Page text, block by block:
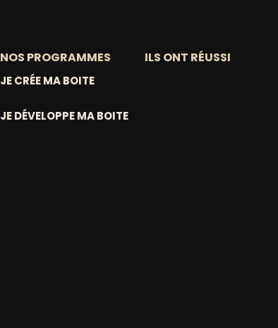
NOS PROGRAMMES
JE CRÉE MA BOITE
JE DÉVELOPPE MA BOITE
ILS ONT RÉUSSI